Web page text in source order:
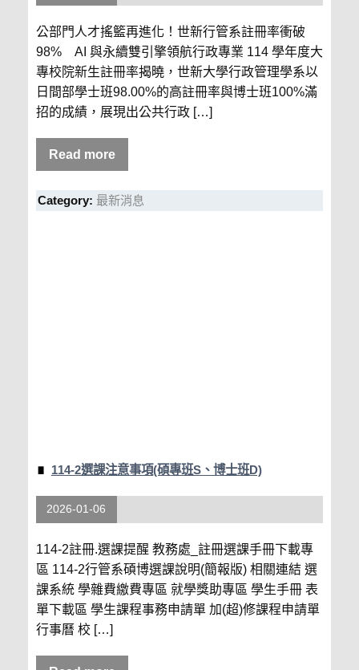
公部門人才搖籃再進化！世新行管系註冊率衝破
98% AI 與永續雙引擎領航行政專業 114 學年度大
專校院新生註冊率揭曉，世新大學行政管理學系以
日間部學士班98.00%的高註冊率與博士班100%滿
招的成績，展現出公共行政 […]
Read more
Category: 最新消息
114-2選課注意事項(碩專班S、博士班D)
2026-01-06
114-2註冊.選課提醒 教務處_註冊選課手冊下載專
區 114-2行管系碩博選課說明(簡報版) 相關連結 選
課系統 學雜費繳費專區 就學獎助專區 學生手冊 表
單下載區 學生課程事務申請單 加(超)修課程申請單
行事曆 校 […]